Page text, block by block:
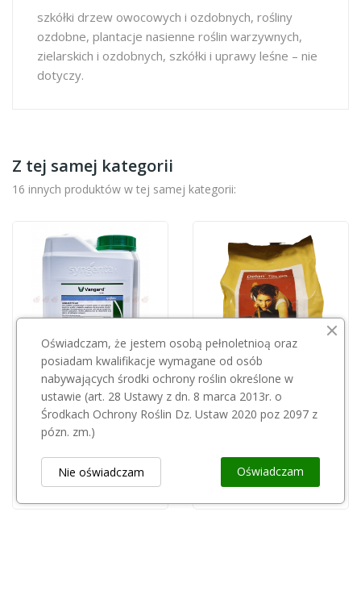
szkółki drzew owocowych i ozdobnych, rośliny
ozdobne, plantacje nasienne roślin warzywnych,
zielarskich i ozdobnych, szkółki i uprawy leśne – nie
dotyczy.
Z tej samej kategorii
16 innych produktów w tej samej kategorii:
Przepraszamy, ten produkt
jest niedostępny.
856,96 zł
BASF
Delan 700 WG 5kg
Oświadczam, że jestem osobą pełnoletnioą oraz
posiadam kwalifikacje wymagane od osób
nabywających środki ochrony roślin określone w
ustawie (art. 28 Ustawy z dn. 8 marca 2013r. o
Środkach Ochrony Roślin Dz. Ustaw 2020 poz 2097 z
pózn. zm.)
Oświadczam
Nie oświadczam